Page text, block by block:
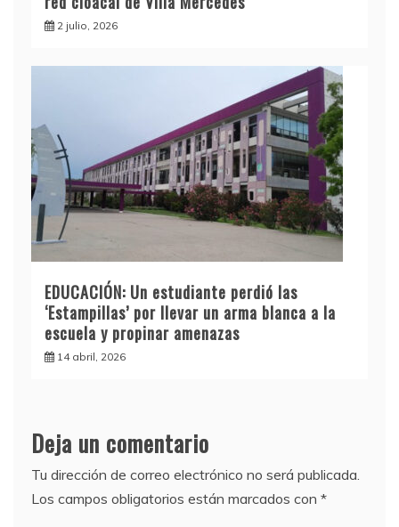
2 julio, 2026
EDUCACIÓN: Un estudiante perdió las
‘Estampillas’ por llevar un arma blanca a la
escuela y propinar amenazas
14 abril, 2026
Deja un comentario
Tu dirección de correo electrónico no será publicada.
Los campos obligatorios están marcados con *